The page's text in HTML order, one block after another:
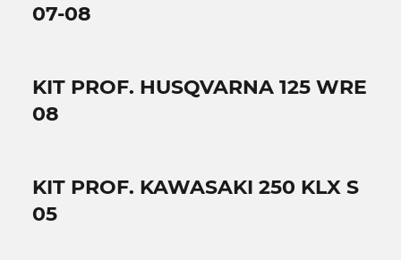
07-08
KIT PROF. HUSQVARNA 125 WRE
08
KIT PROF. KAWASAKI 250 KLX S
05